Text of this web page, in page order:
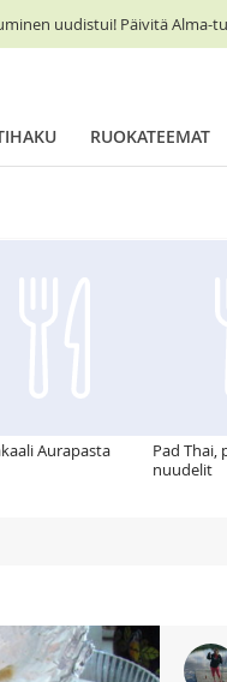
uudistui! Päivitä Alma-
RUOKATEEMAT
Aurapasta
Pad Thai,
nuudelit